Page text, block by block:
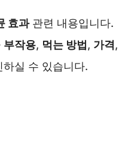
효과관련 내용입니다.
부작용, 먹는 방법 , 가격 ,
실 수 있습니다.